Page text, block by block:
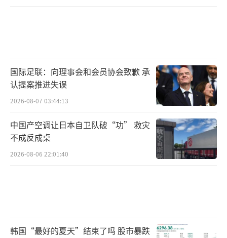
国际足联：向理事会和会员协会致歉 承
认提案推进失误
2026-08-07 03:44:13
中国产空调让日本自卫队破“功” 救灾
不成反成桌
2026-08-06 22:01:40
韩国“最好的夏天”结束了吗 股市暴跌